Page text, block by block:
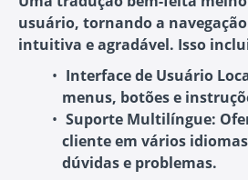
usuário, tornando a
intuitiva e agradável. Isso
Interface de Usuário
menus, botões e
Suporte Multilíngue:
cliente em vários
dúvidas e problemas.